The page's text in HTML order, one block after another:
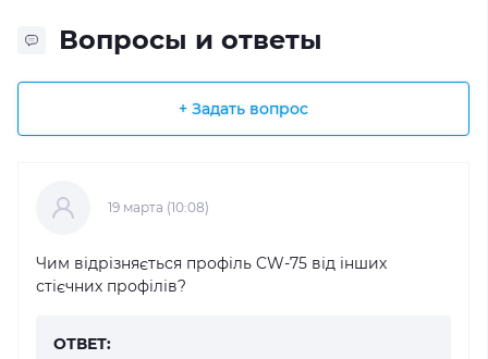
Вопросы и ответы
+ Задать вопрос
19 марта (10:08)
Чим відрізняється профіль CW-75 від інших
стієчних профілів?
ОТВЕТ: